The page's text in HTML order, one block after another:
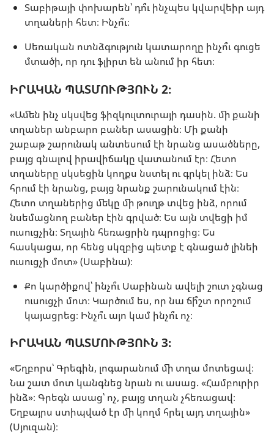
Տաբիթայի փոխարեն՝ դո՞ւ ինչպես կվարվեիր այդ
տղաների հետ։ Ինչո՞ւ։
Սեռական ոտնձգություն կատարողը ինչո՞ւ գուցե
մտածի, որ դու ֆլիրտ են անում իր հետ։
ԻՐԱԿԱՆ ՊԱՏՄՈՒԹՅՈՒՆ 2։
«Ամեն ինչ սկսվեց ֆիզկուլտուրայի դասին. մի քանի
տղաներ անբարո բաներ ասացին։ Մի քանի
շաբաթ շարունակ անտեսում էի նրանց ասածները,
բայց գնալով իրավիճակը վատանում էր։ Հետո
տղաները սկսեցին կողքս նստել ու գրկել ինձ։ Ես
հրում էի նրանց, բայց նրանք շարունակում էին։
Հետո տղաներից մեկը մի թուղթ տվեց ինձ, որում
նսեմացնող բաներ էին գրված։ Ես այն տվեցի իմ
ուսուցչին։ Տղային հեռացրին դպրոցից։ Ես
հասկացա, որ հենց սկզբից պետք է գնացած լինեի
ուսուցչի մոտ» (Սաբինա)։
Քո կարծիքով՝ ինչո՞ւ Սաբինան ավելի շուտ չգնաց
ուսուցչի մոտ։ Կարծում ես, որ նա ճի՞շտ որոշում
կայացրեց։ Ինչո՞ւ այո կամ ինչո՞ւ ոչ։
ԻՐԱԿԱՆ ՊԱՏՄՈՒԹՅՈՒՆ 3։
«Եղբորս՝ Գրեգին, լոգարանում մի տղա մոտեցավ։
Նա շատ մոտ կանգնեց նրան ու ասաց. «Համբուրիր
ինձ»։ Գրեգն ասաց՝ ոչ, բայց տղան չհեռացավ։
Եղբայրս ստիպված էր մի կողմ հրել այդ տղային»
(Սյուզան)։